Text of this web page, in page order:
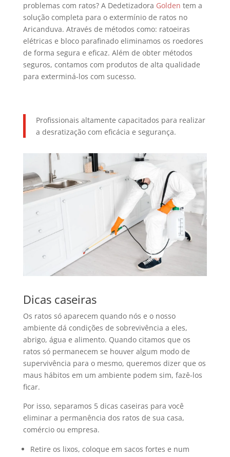
problemas com ratos? A Dedetizadora Golden tem a
solução completa para o extermínio de ratos no
Aricanduva. Através de métodos como: ratoeiras
elétricas e bloco parafinado eliminamos os roedores
de forma segura e eficaz. Além de obter métodos
seguros, contamos com produtos de alta qualidade
para exterminá-los com sucesso.
Profissionais altamente capacitados para realizar
a desratização com eficácia e segurança.
Dicas caseiras
Os ratos só aparecem quando nós e o nosso
ambiente dá condições de sobrevivência a eles,
abrigo, água e alimento. Quando citamos que os
ratos só permanecem se houver algum modo de
supervivência para o mesmo, queremos dizer que os
maus hábitos em um ambiente podem sim, fazê-los
ficar.
Por isso, separamos 5 dicas caseiras para você
eliminar a permanência dos ratos de sua casa,
comércio ou empresa.
Retire os lixos, coloque em sacos fortes e num